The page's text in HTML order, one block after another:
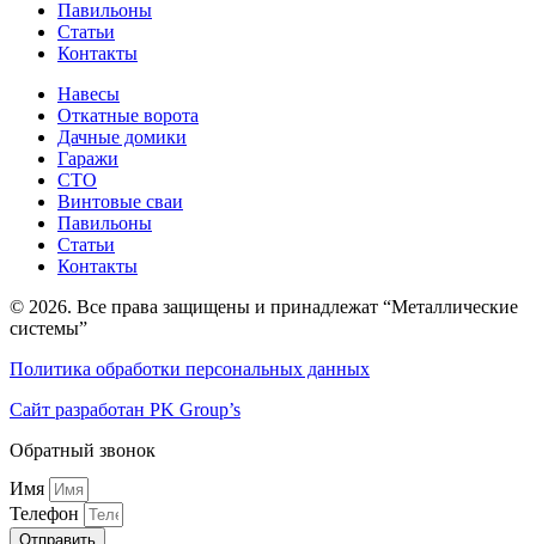
Павильоны
Статьи
Контакты
Навесы
Откатные ворота
Дачные домики
Гаражи
СТО
Винтовые сваи
Павильоны
Статьи
Контакты
© 2026. Все права защищены и принадлежат “Металлические
системы”
Политика обработки персональных данных
Сайт разработан PK Group’s
Обратный звонок
Имя
Телефон
Отправить